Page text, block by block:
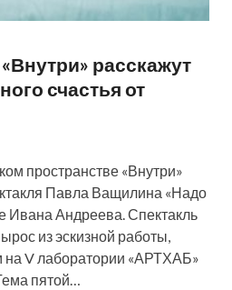
расскажут
счастья от
пространстве «Внутри»
Павла Ващилина «Надо
Ивана Андреева. Спектакль
из эскизной работы,
на V лаборатории «АРТХАБ»
пятой…